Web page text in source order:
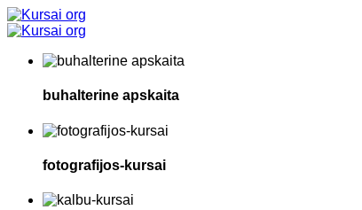
buhalterine apskaita
fotografijos-kursai